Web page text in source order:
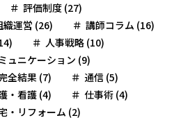
評価制度 (27)
織運営 (26)
講師コラム (16)
人事戦略 (10)
ュニケーション (9)
全結果 (7)
通信 (5)
・看護 (4)
仕事術 (4)
・リフォーム (2)